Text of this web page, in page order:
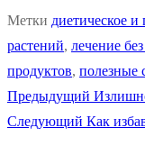
Метки диетическое
растений, лечение
продуктов, полезные
Навигация
Предыдущий
запись:
Следующий Как